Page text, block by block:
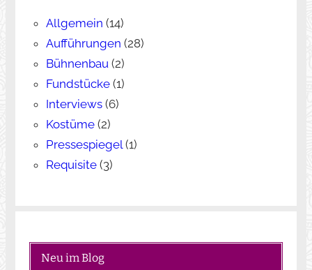
Allgemein (14)
Aufführungen (28)
Bühnenbau (2)
Fundstücke(1)
Interviews(6)
Kostüme(2)
Pressespiegel (1)
Requisite(3)
Neu im Blog